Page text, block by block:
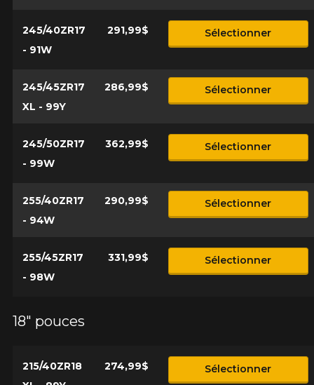
245/40ZR17
- 91W
291,99$ Sélectionner
245/45ZR17
XL - 99Y
286,99$ Sélectionner
245/50ZR17
- 99W
362,99$ Sélectionner
255/40ZR17
- 94W
290,99$ Sélectionner
255/45ZR17
- 98W
331,99$ Sélectionner
18" pouces
215/40ZR18
274,99$ Sélectionner